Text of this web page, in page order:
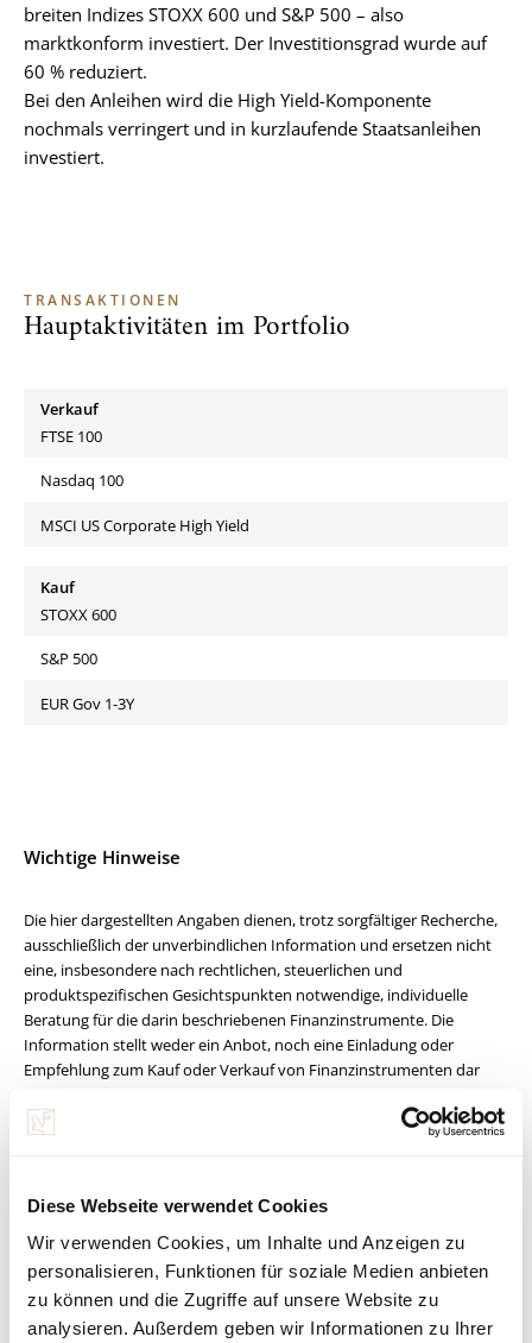
Diese Webseite verwendet Cookies
Wir verwenden Cookies, um Inhalte und Anzeigen zu
personalisieren, Funktionen für soziale Medien anbieten
zu können und die Zugriffe auf unsere Website zu
analysieren. Außerdem geben wir Informationen zu Ihrer
breiten Indizes STOXX 600 und S&P 500 – also
marktkonform investiert. Der Investitionsgrad wurde auf
60 % reduziert.
Bei den Anleihen wird die High Yield-Komponente
nochmals verringert und in kurzlaufende Staatsanleihen
investiert.
TRANSAKTIONEN
Hauptaktivitäten im Portfolio
Verkauf
FTSE 100
Nasdaq 100
MSCI US Corporate High Yield
Kauf
STOXX 600
S&P 500
EUR Gov 1-3Y
Wichtige Hinweise
Die hier dargestellten Angaben dienen, trotz sorgfältiger Recherche,
ausschließlich der unverbindlichen Information und ersetzen nicht
eine, insbesondere nach rechtlichen, steuerlichen und
produktspezifischen Gesichtspunkten notwendige, individuelle
Beratung für die darin beschriebenen Finanzinstrumente. Die
Information stellt weder ein Anbot, noch eine Einladung oder
Empfehlung zum Kauf oder Verkauf von Finanzinstrumenten dar
Risikoaufklärung.
Die jeweils gültigen Bedingungen jedes Finanzproduktes und weitere
jeweiligen Produktanbieter. Für Detailauskünfte zu Risiken und
Kosten steht Ihnen Ihr persönlicher Berater im Bankhaus Spängler
gerne zur Verfügung. Die in diesem Dokument enthaltenen
Informationen wurden sorgfältig erarbeitet und beruhen auf
Quellen, die als zuverlässig erachtet werden.
Alle Informationen, Meinungen und Einschätzungen in diesem